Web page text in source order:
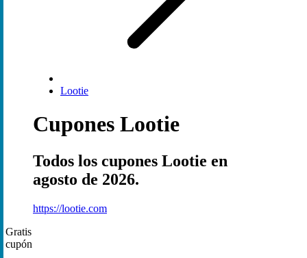
Lootie
Cupones Lootie
Todos los cupones Lootie en
agosto de 2026.
https://lootie.com
Gratis
cupón